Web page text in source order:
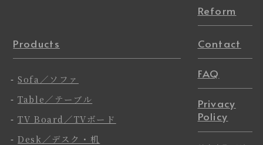
Reform
Products
-Sofa／ソファ
-Table／テーブル
-TV Board／TVボード
-Desk／デスク・机
Contact
FAQ
Privacy
Policy